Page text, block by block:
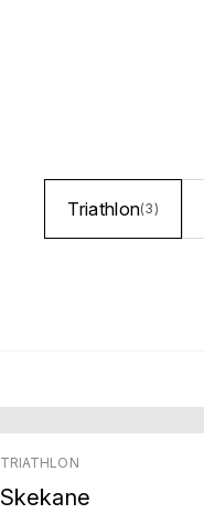
Triathlon(3)
TRIATHLON
Skekane